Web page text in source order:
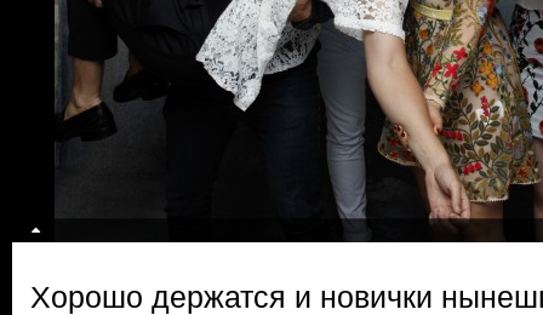
Хорошо держатся и новички